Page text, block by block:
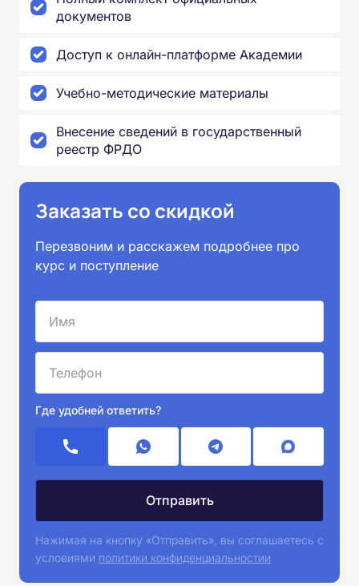
документов
Доступ к онлайн-платформе Академии
Учебно-методические материалы
Внесение сведений в государственный
реестр ФРДО
Заказать со скидкой
Перезвоним и расскажем подробнее про
курс и поступление
Где удобней ответить?
Нажимая на кнопку «Отправить», вы соглашаетесь с
условиями политики конфиденциальностии